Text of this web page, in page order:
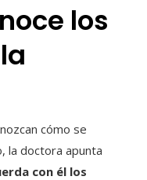
los
cómo se
la doctora apunta
con él los